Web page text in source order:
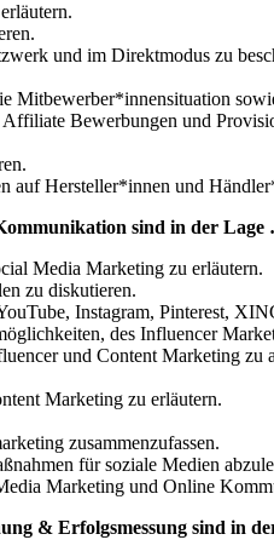
und im Direktmodus zu
Mitbewerber*innensituation
Bewerbungen und
auf Hersteller*innen und
sind in der
Media Marketing zu erläutern.
zu diskutieren.
Instagram, Pinterest,
des Influencer
und Content Marketing zu
Marketing zu erläutern.
zusammenzufassen.
für soziale Medien
Marketing und Online
& Erfolgsmessung sind in